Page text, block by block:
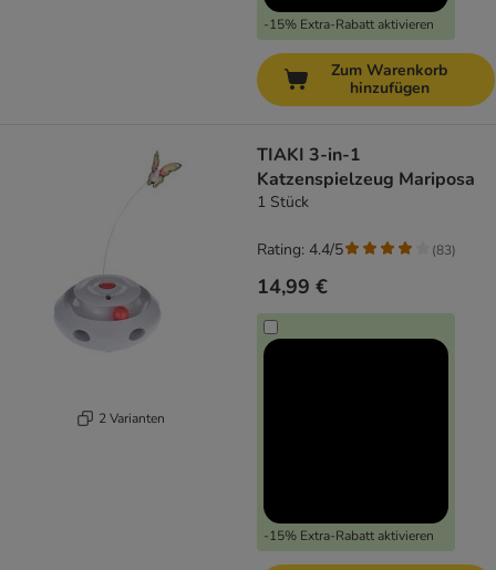
-15% Extra-Rabatt aktivieren
Zum Warenkorb
hinzufügen
2 Varianten
TIAKI 3-in-1
Katzenspielzeug Mariposa
1 Stück
14,99 €
-15% Extra-Rabatt aktivieren
Rating: 4.4/5 (83)